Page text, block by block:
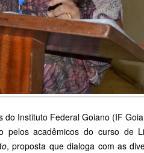
Instituto Federal Goiano (IF
pelos acadêmicos do curso de
, proposta que dialoga com as